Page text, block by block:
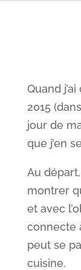
Quand
2015
jour de
que j’en
Au
montrer
et avec
connecte
peut se
cuisine.